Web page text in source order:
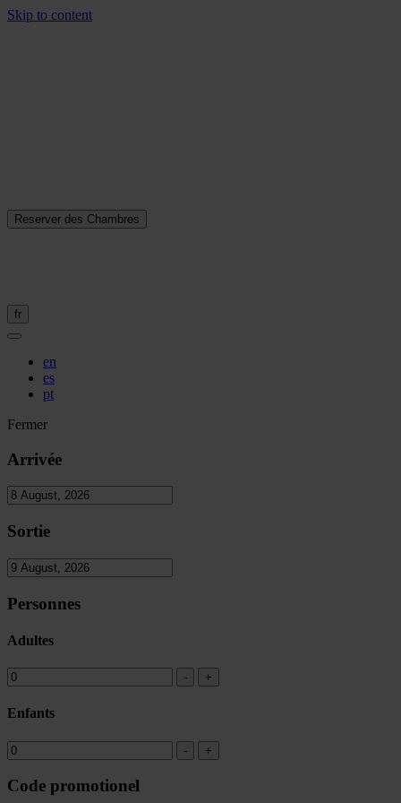
Skip to content
Reserver des Chambres
fr
en
es
pt
Fermer
Arrivée
Sortie
Personnes
Adultes
Enfants
Code promotionel